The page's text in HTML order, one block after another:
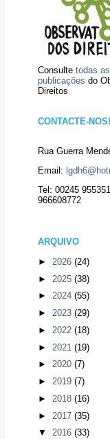
Consulte todas
publicações do
Direitos
CONTACTE-NOS!
Rua Guerra
Email:
Tel: 00245
966608772
ARQUIVO
► 2026 (24)
► 2025 (38)
► 2024 (55)
► 2023 (29)
► 2022 (18)
► 2021 (19)
► 2020 (7)
► 2019 (7)
► 2018 (16)
► 2017 (35)
▼ 2016 (33)